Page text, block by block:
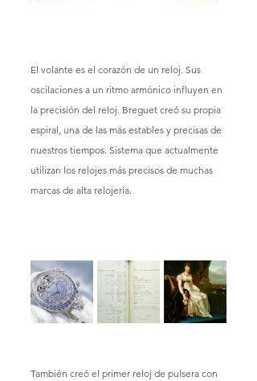
El volante es el corazón de un reloj. Sus
oscilaciones a un ritmo armónico influyen en
la precisión del reloj. Breguet creó su propia
espiral, una de las más estables y precisas de
nuestros tiempos. Sistema que actualmente
utilizan los relojes más precisos de muchas
marcas de alta relojería.
También creó el primer reloj de pulsera con